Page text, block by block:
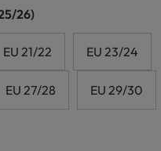
26)
EU 21/22 EU 23/24
EU 27/28 EU 29/30